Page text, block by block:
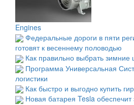
Engines
Федеральные дороги в пяти
готовят к весеннему половодью
Как правильно выбрать
Программа Универсальная
логистики
Как быстро и выгодно купить
Новая батарея Tesla обеспечит